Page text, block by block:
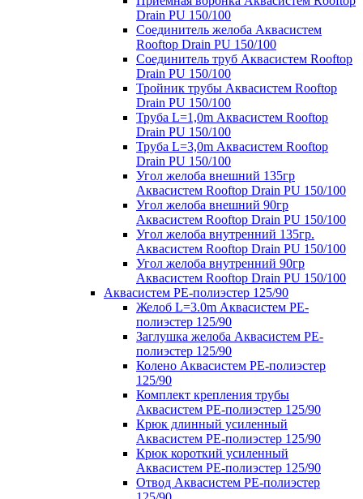
Drain PU 150/100
Соединитель желоба Аквасистем
Rooftop Drain PU 150/100
Соединитель труб Аквасистем Rooftop
Drain PU 150/100
Тройник трубы Аквасистем Rooftop
Drain PU 150/100
Труба L=1,0m Аквасистем Rooftop
Drain PU 150/100
Труба L=3,0m Аквасистем Rooftop
Drain PU 150/100
Угол желоба внешний 135гр
Аквасистем Rooftop Drain PU 150/100
Угол желоба внешний 90гр
Аквасистем Rooftop Drain PU 150/100
Угол желоба внутренний 135гр.
Аквасистем Rooftop Drain PU 150/100
Угол желоба внутренний 90гр
Аквасистем Rooftop Drain PU 150/100
Аквасистем PE-полиэстер 125/90
Желоб L=3.0m Аквасистем PE-
полиэстер 125/90
Заглушка желоба Аквасистем PE-
полиэстер 125/90
Колено Аквасистем PE-полиэстер
125/90
Комплект крепления трубы
Аквасистем PE-полиэстер 125/90
Крюк длинный усиленный
Аквасистем PE-полиэстер 125/90
Крюк короткий усиленный
Аквасистем PE-полиэстер 125/90
Отвод Аквасистем РЕ-полиэстер